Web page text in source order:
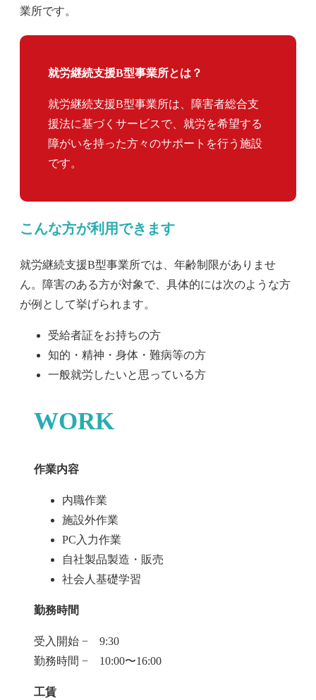
業所です。
就労継続支援B型事業所とは？
就労継続支援B型事業所は、障害者総合支
援法に基づくサービスで、就労を希望する
障がいを持った方々のサポートを行う施設
です。
こんな方が利用できます
就労継続支援B型事業所では、年齢制限がありませ
ん。障害のある方が対象で、具体的には次のような方
が例として挙げられます。
受給者証をお持ちの方
知的・精神・身体・難病等の方
一般就労したいと思っている方
WORK
作業内容
内職作業
施設外作業
PC入力作業
自社製品製造・販売
社会人基礎学習
勤務時間
受入開始 − 9:30
勤務時間 − 10:00〜16:00
工賃